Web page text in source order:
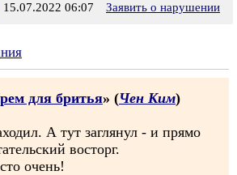
15.07.2022 06:07 Заявить о нарушении
для бритья» (Чен Ким)
А тут заглянул - и прямо
восторг.
очень!